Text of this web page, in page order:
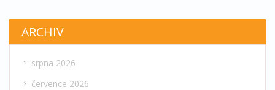
ARCHIV
srpna 2026
července 2026